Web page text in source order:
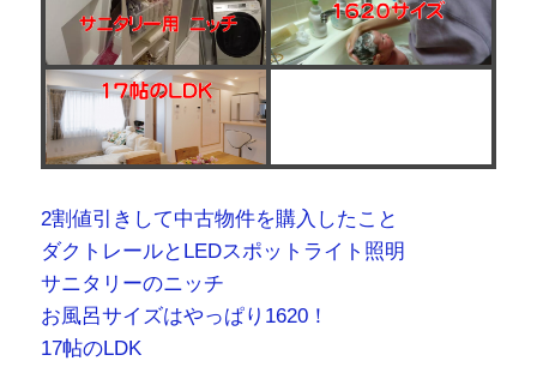
2割値引きして中古物件を購入したこと
ダクトレールとLEDスポットライト照明
サニタリーのニッチ
お風呂サイズはやっぱり1620！
17帖のLDK